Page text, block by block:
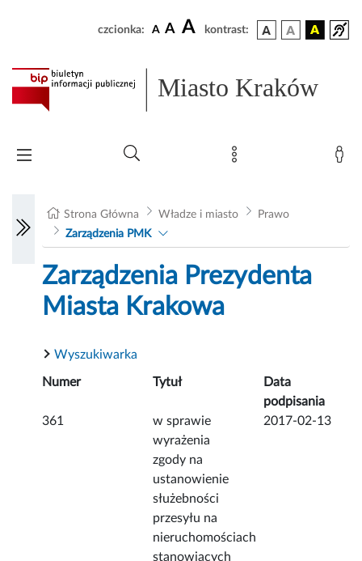
czcionka: A A A kontrast:
Miasto Kraków
Strona Główna Władze i miasto
Prawo
Zarządzenia PMK
Zarządzenia Prezydenta
Miasta Krakowa
Wyszukiwarka
Numer Tytuł
Data
podpisania
361
w sprawie
wyrażenia
zgody na
ustanowienie
służebności
przesyłu na
nieruchomościach
stanowiących
2017-02-13